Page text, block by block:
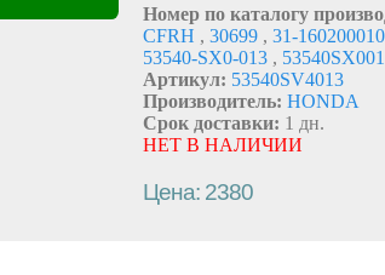
Номер по каталогу
CFRH , 30699 , 31-160200010
53540-SX0-013 ,
Артикул: 53540SV4013
Производитель: HONDA
Срок доставки: 1 дн.
НЕТ В НАЛИЧИИ
Цена: 2380